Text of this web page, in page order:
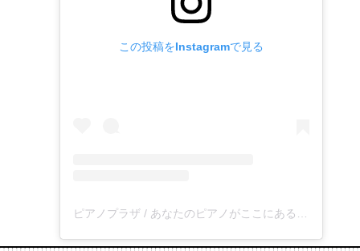
この投稿をInstagramで見る